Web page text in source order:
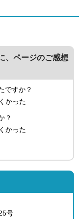
、ページのご感想
ですか？
かった
？
かった
号